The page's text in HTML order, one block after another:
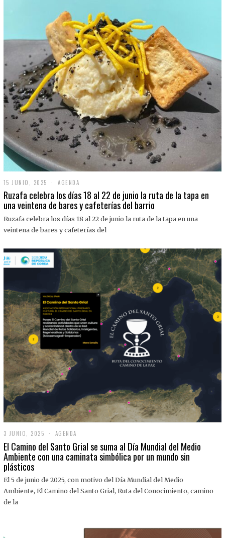
15 JUNIO, 2025
J
U
I
O
0
2
5
AGENDA
Ruzafa celebra los días 18 al 22 de junio la ruta de la tapa en
una veintena de bares y cafeterías del barrio
Ruzafa celebra los días 18 al 22 de junio la ruta de la tapa en una
veintena de bares y cafeterías del
3 JUNIO, 2025
J
U
N
,
0
AGENDA
El Camino del Santo Grial se suma al Día Mundial del Medio
Ambiente con una caminata simbólica por un mundo sin
plásticos
El 5 de junio de 2025, con motivo del Día Mundial del Medio
Ambiente, El Camino del Santo Grial, Ruta del Conocimiento, camino
de la